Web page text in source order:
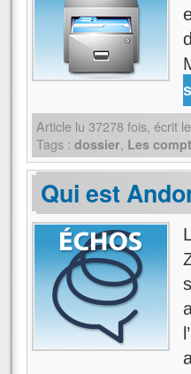
Article lu 37278 fois, écrit le
Tags : dossier, Les
Qui est